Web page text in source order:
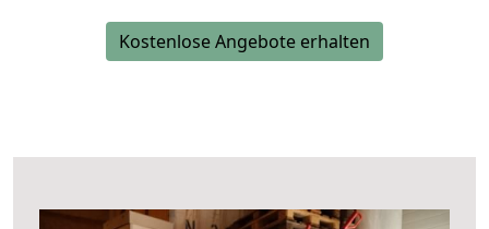
Kostenlose Angebote erhalten